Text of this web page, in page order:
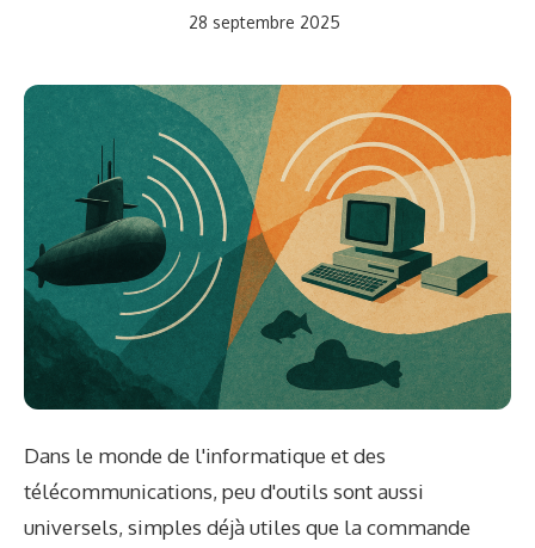
28 septembre 2025
Dans le monde de l'informatique et des
télécommunications, peu d'outils sont aussi
universels, simples déjà utiles que la commande